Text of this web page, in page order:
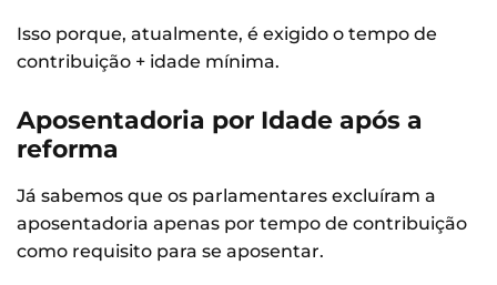
Isso porque, atualmente, é exigido o tempo de
contribuição + idade mínima.
Aposentadoria por Idade após a
reforma
Já sabemos que os parlamentares excluíram a
aposentadoria apenas por tempo de contribuição
como requisito para se aposentar.